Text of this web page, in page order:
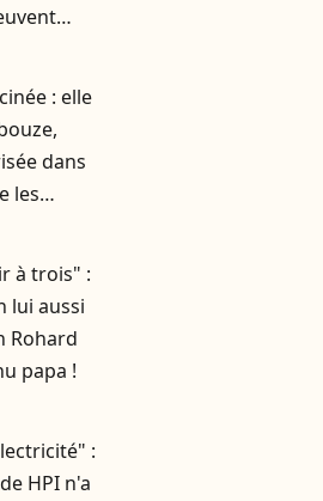
: elle
dans
les
à trois" :
lui aussi
Rohard
papa !
:
HPI n'a